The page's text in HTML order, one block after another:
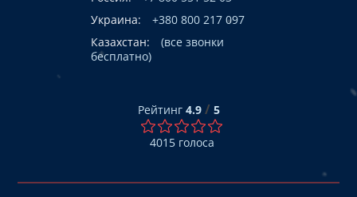
Украина:
+380 800 217 097
Казахстан:
(все звонки
бесплатно)
Рейтинг 4.9/ 5
4015 голоса